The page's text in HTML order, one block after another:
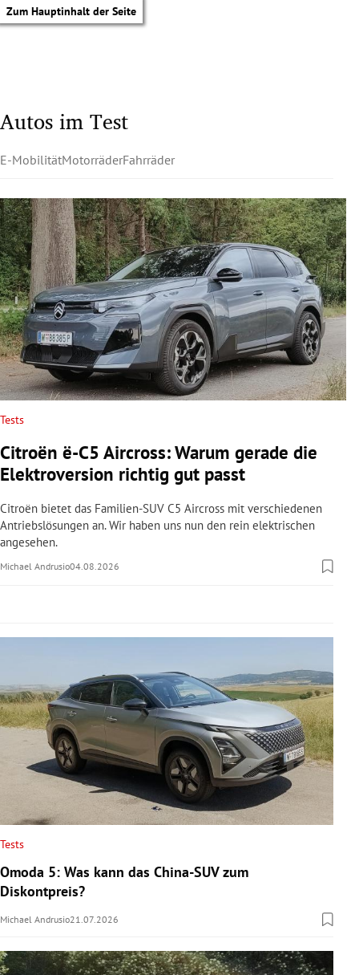
Zum Hauptinhalt der Seite
Untermenü
Untermenü
Untermenü
Untermenü
Untermenü
Untermenü
Untermenü
Autos im Test
E-MobilitätMotorräderFahrräder
Tests
Citroën ë-C5 Aircross: Warum gerade die
Elektroversion richtig gut passt
Citroën bietet das Familien-SUV C5 Aircross mit verschiedenen
Antriebslösungen an. Wir haben uns nun den rein elektrischen
angesehen.
Michael Andrusio04.08.2026
Tests
Omoda 5: Was kann das China-SUV zum
Diskontpreis?
Michael Andrusio21.07.2026